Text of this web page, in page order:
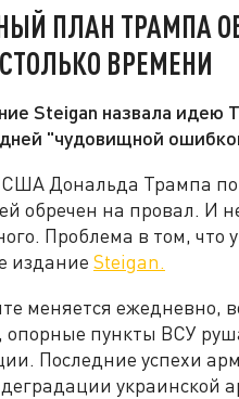
ПЛАН ТРАМПА
ВРЕМЕНИ
Steigan назвала идею
"чудовищной
Дональда Трампа
обречен на провал. И
Проблема в том, что
издание Steigan.
меняется ежедневно,
опорные пункты ВСУ
Последние успехи
украинской